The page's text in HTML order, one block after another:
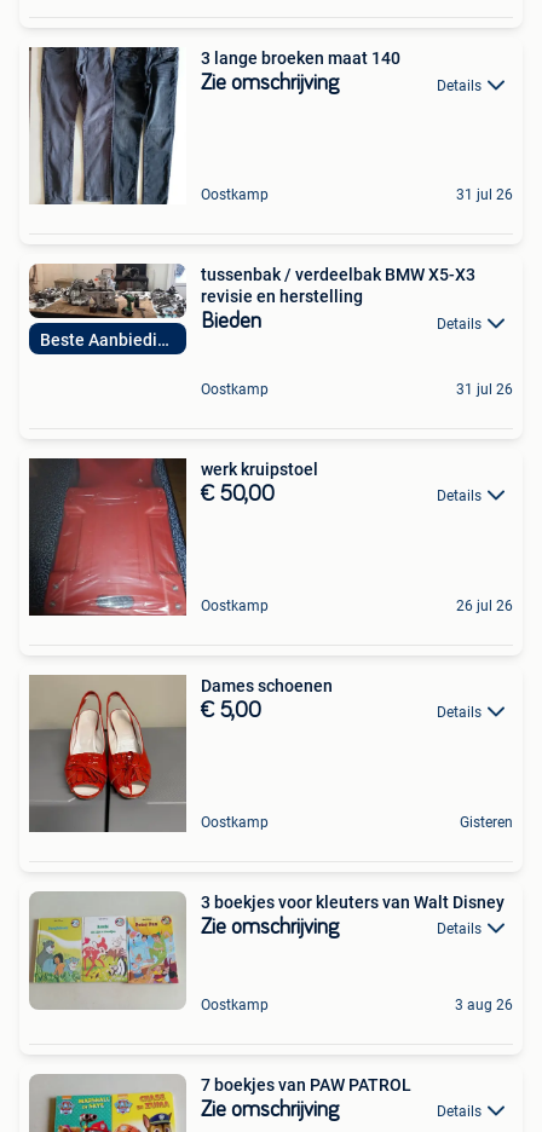
3 lange broeken maat 140
Zie omschrijving Details
Oostkamp 31 jul 26
Beste Aanbieding
tussenbak / verdeelbak BMW X5-X3
revisie en herstelling
Bieden Details
Oostkamp 31 jul 26
werk kruipstoel
€ 50,00 Details
Oostkamp 26 jul 26
Dames schoenen
€ 5,00 Details
Oostkamp Gisteren
3 boekjes voor kleuters van Walt Disney
Zie omschrijving Details
Oostkamp 3 aug 26
7 boekjes van PAW PATROL
Zie omschrijving Details